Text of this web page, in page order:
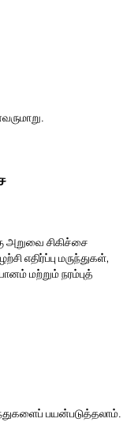
அறுவை சிகிச்சை
எதிர்ப்பு மருந்துகள்,
மற்றும் நரம்புத்
பயன்படுத்தலாம்.